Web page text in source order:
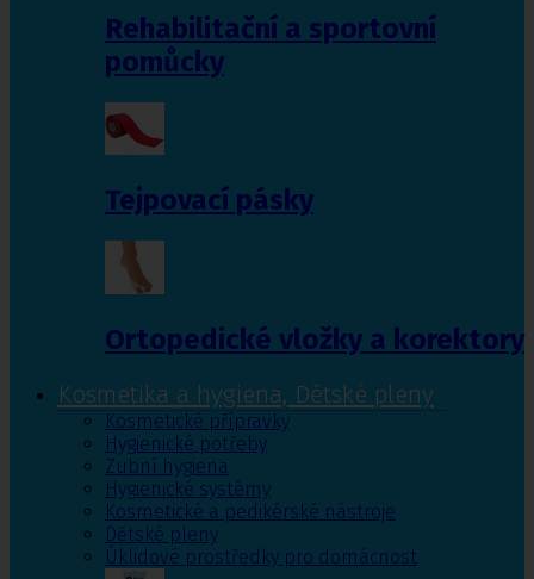
Rehabilitační a sportovní
pomůcky
Tejpovací pásky
Ortopedické vložky a korektory
Kosmetika a hygiena, Dětské pleny
Kosmetické přípravky
Hygienické potřeby
Zubní hygiena
Hygienické systémy
Kosmetické a pedikérské nástroje
Dětské pleny
Úklidové prostředky pro domácnost